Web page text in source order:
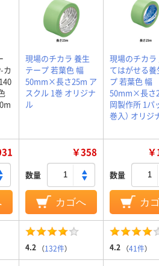
カ
現場のチカラ 養生
テープ 若葉色 幅
50mm×長さ25m ア
スクル 1巻 オリジナ
ル
現場のチカラ
てはがせる
プ 若葉色 幅
50mm×長さ
岡製作所 1パ
巻入） オリジ
￥358
数量
カゴへ
数量
カ
4.2 （132件） 4.2 （41件）